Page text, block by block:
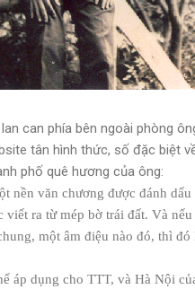
can phía bên ngoài phòng
tân hình thức, số đặc biệt
phố quê hương của ông:
nền văn chương được đánh
viết ra từ mép bờ trái đất. Và nếu
một âm điệu nào đó, thì đó
áp dụng cho TTT, và Hà Nội